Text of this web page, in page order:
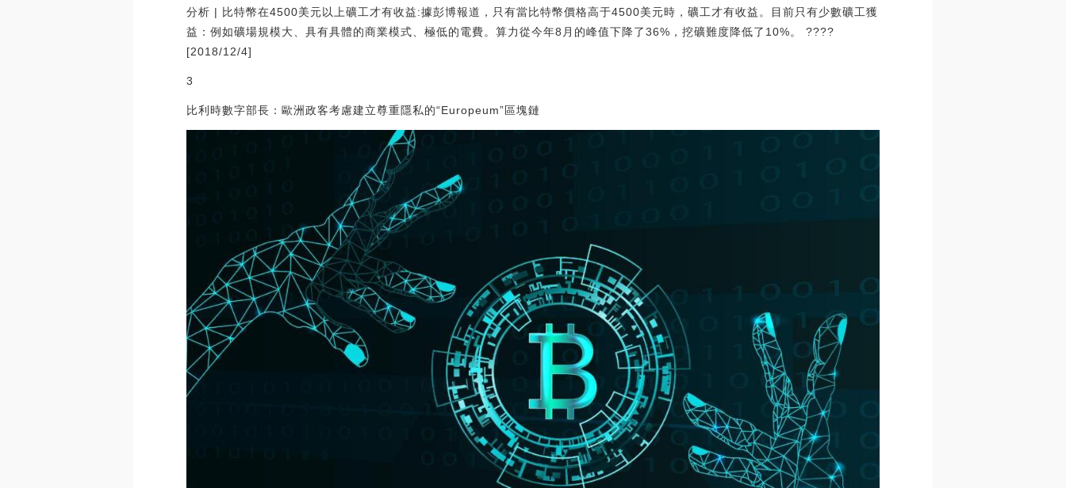
分析 | 比特幣在4500美元以上礦工才有收益:據彭博報道，只有當比特幣價格高于4500美元時，礦工才有收益。目前只有少數礦工獲
益：例如礦場規模大、具有具體的商業模式、極低的電費。算力從今年8月的峰值下降了36%，挖礦難度降低了10%。 ????
[2018/12/4]
3
比利時數字部長：歐洲政客考慮建立尊重隱私的“Europeum”區塊鏈